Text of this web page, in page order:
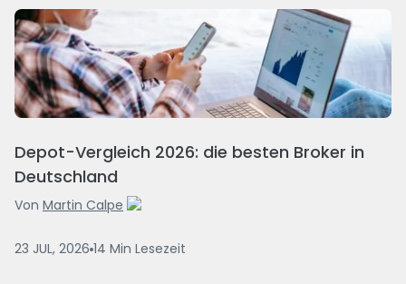
Depot-Vergleich 2026: die besten Broker in
Deutschland
Von Martin Calpe
23 JUL, 2026 14 Min Lesezeit